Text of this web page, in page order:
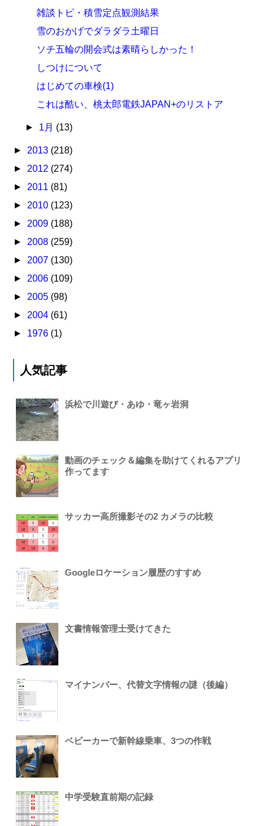
雑談トピ・積雪定点観測結果
雪のおかげでダラダラ土曜日
ソチ五輪の開会式は素晴らしかった！
しつけについて
はじめての車検(1)
これは酷い、桃太郎電鉄JAPAN+のリストア
► 1月 (13)
► 2013 (218)
► 2012 (274)
► 2011 (81)
► 2010 (123)
► 2009 (188)
► 2008 (259)
► 2007 (130)
► 2006 (109)
► 2005 (98)
► 2004 (61)
► 1976 (1)
人気記事
浜松で川遊び・あゆ・竜ヶ岩洞
動画のチェック＆編集を助けてくれるアプリ
作ってます
サッカー高所撮影その2 カメラの比較
Googleロケーション履歴のすすめ
文書情報管理士受けてきた
マイナンバー、代替文字情報の謎（後編）
ベビーカーで新幹線乗車、3つの作戦
中学受験直前期の記録